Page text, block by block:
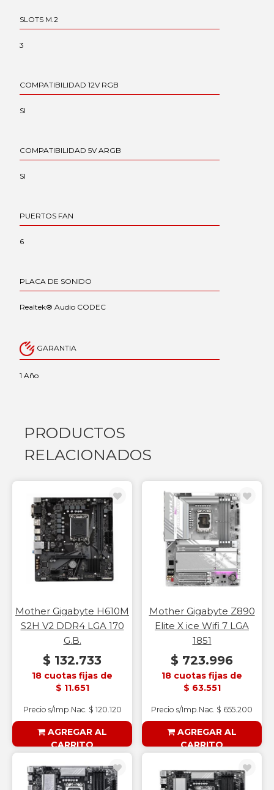
SLOTS M.2
3
COMPATIBILIDAD 12V RGB
SI
COMPATIBILIDAD 5V ARGB
SI
PUERTOS FAN
6
PLACA DE SONIDO
Realtek® Audio CODEC
GARANTIA
1 Año
PRODUCTOS
RELACIONADOS
Mother Gigabyte H610M
S2H V2 DDR4 LGA 170
G.B.
$ 132.733
18 cuotas fijas de
$ 11.651
Precio s/Imp.Nac. $ 120.120
AGREGAR AL
CARRITO
Mother Gigabyte Z890
Elite X ice Wifi 7 LGA
1851
$ 723.996
18 cuotas fijas de
$ 63.551
Precio s/Imp.Nac. $ 655.200
AGREGAR AL
CARRITO